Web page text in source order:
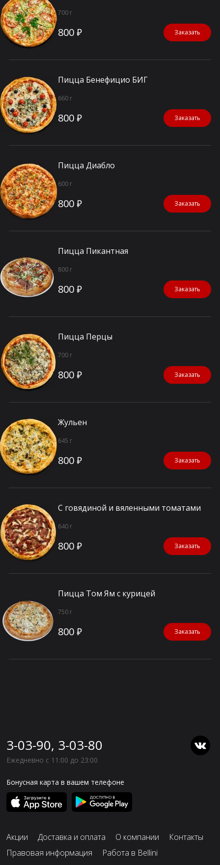
700 г
800 ₽ Заказать
Пицца Бенефицио БИГ
660 г
800 ₽ Заказать
Пицца Диабло
600 г
800 ₽ Заказать
Пицца Пикантная
800 г
800 ₽ Заказать
Пицца Перцы
700 г
800 ₽ Заказать
Жульен
645 г
800 ₽ Заказать
С говядиной и вяленными томатами
640 г
800 ₽ Заказать
Пицца Том Ям с курицей
750 г
800 ₽ Заказать
3-03-90, 3-03-80
Ежедневно с 11:00 до 23:00
Бонусная карта в вашем телефоне
Акции Доставка и оплата О компании
Контакты
Правовая информация
Работа в Bellini